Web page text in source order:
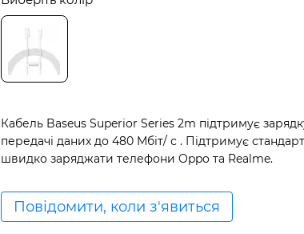
Кабель Baseus Superior Series 2m підтримує
передачі даних до 480 Мбіт/ с . Підтримує
швидко заряджати телефони Oppo та Realme.
Повідомити, коли з'явиться